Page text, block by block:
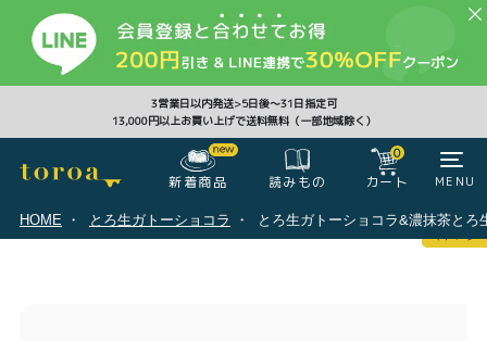
3営業日以内発送>5日後〜31日指定可
13,000円以上お買い上げで送料無料（一部地域除く）
新着商品 読みもの
0
カート MENU
CLOSE
0
HOME とろ生ガトーショコラ とろ生ガトーショコラ&濃抹茶とろ